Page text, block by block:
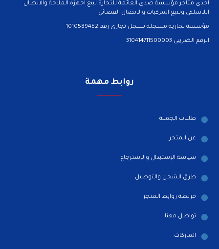
احدى متاجر مؤسسة صدى العائمة للتجارة لبيع اجهزة الملاحة والاتصال
اللاسلكي وتتبع المركبات والاتصال الفضائي
مؤسسة تجارية مسجلة بسجل تجاري رقم 1010589452
الرقم الضريبي 310414711500003
روابط مهمة
طلبات الجملة
عن المتجر
سياسة الإستبدال والإسترجاع
طرق الشحن والتوصيل
خريطة روابط المتجر
تواصل معنا
الماركات